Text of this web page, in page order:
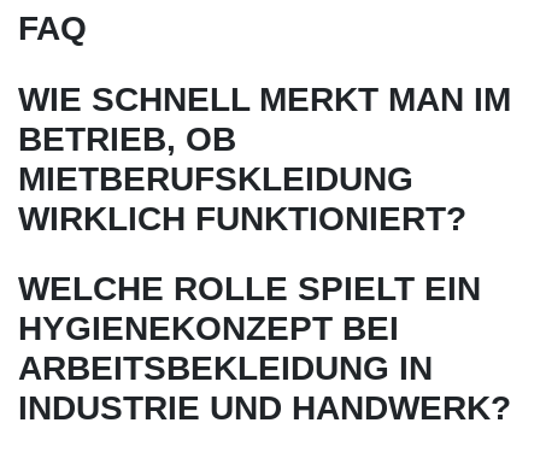
FAQ
WIE SCHNELL MERKT MAN IM
BETRIEB, OB
MIETBERUFSKLEIDUNG
WIRKLICH FUNKTIONIERT?
WELCHE ROLLE SPIELT EIN
HYGIENEKONZEPT BEI
ARBEITSBEKLEIDUNG IN
INDUSTRIE UND HANDWERK?